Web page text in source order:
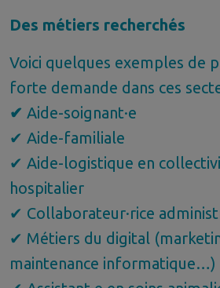
Des métiers recherchés
Voici quelques exemples de
forte demande dans ces
✔ Aide-soignant·e
✔ Aide-familiale
✔ Aide-logistique en
hospitalier
✔ Collaborateur·rice
✔ Métiers du digital
maintenance informatique…)